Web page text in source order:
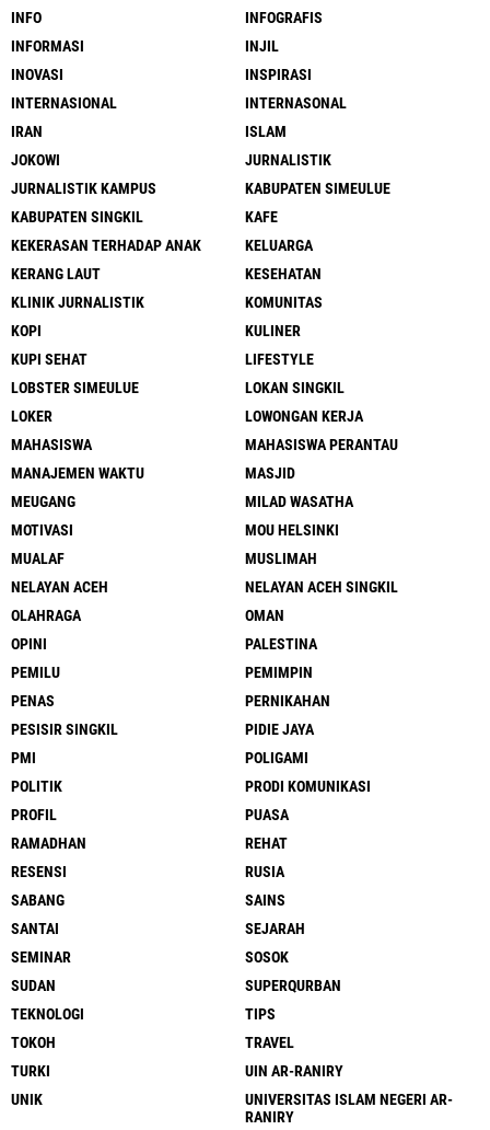
INFO
INFOGRAFIS
INFORMASI
INJIL
INOVASI
INSPIRASI
INTERNASIONAL
INTERNASONAL
IRAN
ISLAM
JOKOWI
JURNALISTIK
JURNALISTIK KAMPUS
KABUPATEN SIMEULUE
KABUPATEN SINGKIL
KAFE
KEKERASAN TERHADAP ANAK
KELUARGA
KERANG LAUT
KESEHATAN
KLINIK JURNALISTIK
KOMUNITAS
KOPI
KULINER
KUPI SEHAT
LIFESTYLE
LOBSTER SIMEULUE
LOKAN SINGKIL
LOKER
LOWONGAN KERJA
MAHASISWA
MAHASISWA PERANTAU
MANAJEMEN WAKTU
MASJID
MEUGANG
MILAD WASATHA
MOTIVASI
MOU HELSINKI
MUALAF
MUSLIMAH
NELAYAN ACEH
NELAYAN ACEH SINGKIL
OLAHRAGA
OMAN
OPINI
PALESTINA
PEMILU
PEMIMPIN
PENAS
PERNIKAHAN
PESISIR SINGKIL
PIDIE JAYA
PMI
POLIGAMI
POLITIK
PRODI KOMUNIKASI
PROFIL
PUASA
RAMADHAN
REHAT
RESENSI
RUSIA
SABANG
SAINS
SANTAI
SEJARAH
SEMINAR
SOSOK
SUDAN
SUPERQURBAN
TEKNOLOGI
TIPS
TOKOH
TRAVEL
TURKI
UIN AR-RANIRY
UNIK
UNIVERSITAS ISLAM NEGERI AR-
RANIRY